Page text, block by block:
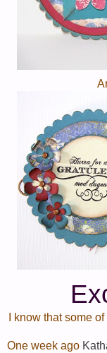
I know that some
One week ago